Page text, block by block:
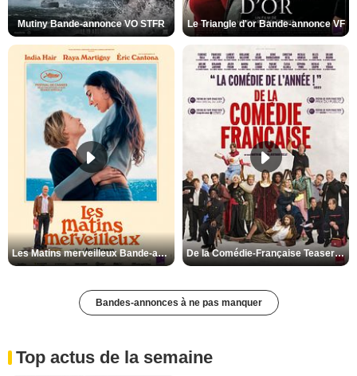
Mutiny Bande-annonce VO STFR Le Triangle d'or Bande-annonce VF
Les Matins merveilleux Bande-annonce VF De la Comédie-Française Teaser VF
Bandes-annonces à ne pas manquer
Top actus de la semaine